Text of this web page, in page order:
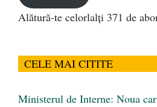
Alătură-te celorlalți 371 de
CELE MAI CITITE
Ministerul de Interne: Noua